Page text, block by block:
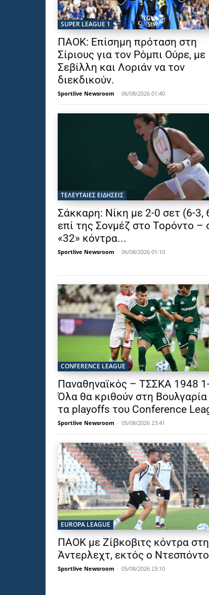
SUPER LEAGUE 1
ΠΑΟΚ: Επίσημη πρόταση στη
Σίριους για τον Ρόμπι Ούρε, με
Σεβίλλη και Λοριάν να τον
διεκδικούν.
Sportlive Newsroom - 06/08/2026 01:40
ΤΕΛΕΥΤΑΙΕΣ ΕΙΔΗΣΕΙΣ
Σάκκαρη: Νίκη με 2-0 σετ (6-3,
επί της Σονμέζ στο Τορόντο –
«32» κόντρα...
Sportlive Newsroom - 06/08/2026 01:10
CONFERENCE LEAGUE
Παναθηναϊκός – ΤΣΣΚΑ 1948
Όλα θα κριθούν στη Βουλγαρία
τα playoffs του Conference
Sportlive Newsroom - 05/08/2026 23:41
EUROPA LEAGUE
ΠΑΟΚ με Ζίβκοβιτς κόντρα
Άντερλεχτ, εκτός ο
Sportlive Newsroom - 05/08/2026 23:10